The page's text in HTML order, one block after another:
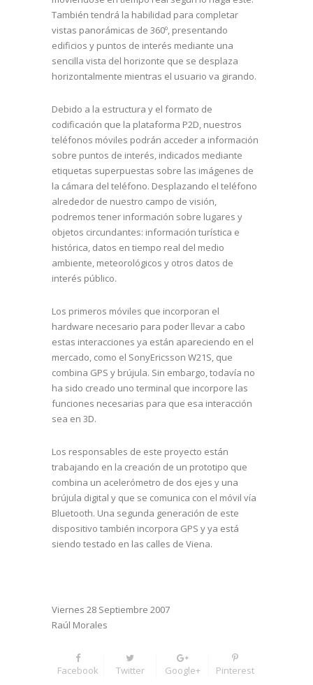
También tendrá la habilidad para completar
vistas panorámicas de 360º, presentando
edificios y puntos de interés mediante una
sencilla vista del horizonte que se desplaza
horizontalmente mientras el usuario va girando.
Debido a la estructura y el formato de
codificación que la plataforma P2D, nuestros
teléfonos móviles podrán acceder a información
sobre puntos de interés, indicados mediante
etiquetas superpuestas sobre las imágenes de
la cámara del teléfono. Desplazando el teléfono
alrededor de nuestro campo de visión,
podremos tener información sobre lugares y
objetos circundantes: información turística e
histórica, datos en tiempo real del medio
ambiente, meteorológicos y otros datos de
interés público.
Los primeros móviles que incorporan el
hardware necesario para poder llevar a cabo
estas interacciones ya están apareciendo en el
mercado, como el SonyEricsson W21S, que
combina GPS y brújula. Sin embargo, todavía no
ha sido creado uno terminal que incorpore las
funciones necesarias para que esa interacción
sea en 3D.
Los responsables de este proyecto están
trabajando en la creación de un prototipo que
combina un acelerómetro de dos ejes y una
brújula digital y que se comunica con el móvil vía
Bluetooth. Una segunda generación de este
dispositivo también incorpora GPS y ya está
siendo testado en las calles de Viena.
Viernes 28 Septiembre 2007
Raúl Morales
Facebook Twitter Google+ Pinterest